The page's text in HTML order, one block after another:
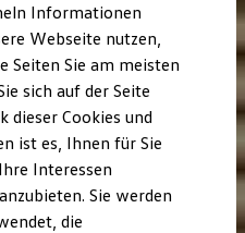
6
und Updates
Ihrem ID.
Informationen
Webseite nutzen,
Seiten Sie am meisten
sich auf der Seite
dieser Cookies und
ist es, Ihnen für Sie
Interessen
Sie werden
die